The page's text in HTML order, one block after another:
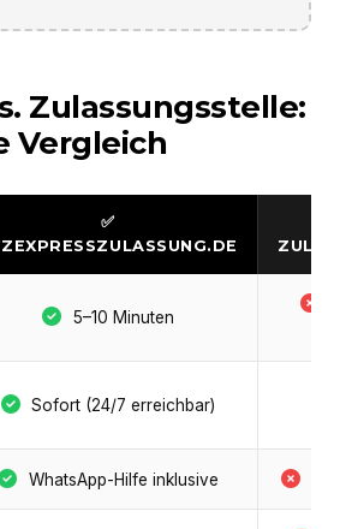
Zulassungsstelle:
Vergleich
✅
5–10 Minuten
Sofort (24/7 erreichbar)
WhatsApp-Hilfe inklusive